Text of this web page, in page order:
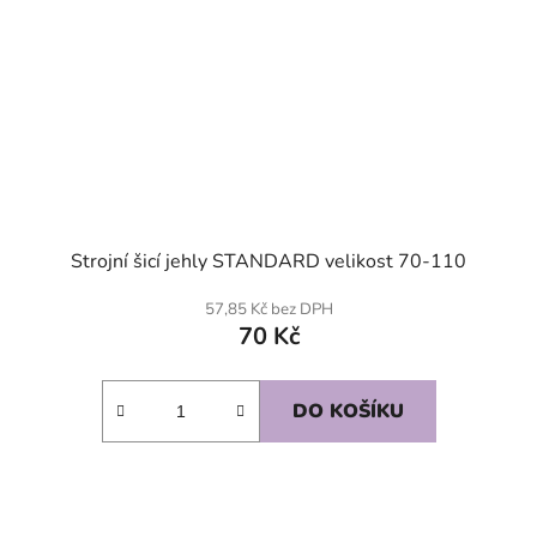
Strojní šicí jehly STANDARD velikost 70-110
57,85 Kč bez DPH
70 Kč
DO KOŠÍKU